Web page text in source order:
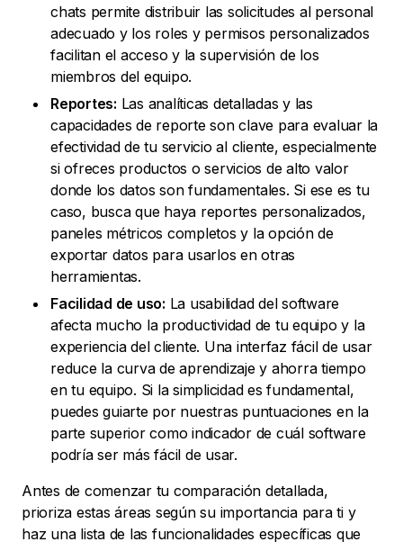
chats permite distribuir las solicitudes al personal
adecuado y los roles y permisos personalizados
facilitan el acceso y la supervisión de los
miembros del equipo.
Reportes: Las analíticas detalladas y las
capacidades de reporte son clave para evaluar la
efectividad de tu servicio al cliente, especialmente
si ofreces productos o servicios de alto valor
donde los datos son fundamentales. Si ese es tu
caso, busca que haya reportes personalizados,
paneles métricos completos y la opción de
exportar datos para usarlos en otras
herramientas.
Facilidad de uso: La usabilidad del software
afecta mucho la productividad de tu equipo y la
experiencia del cliente. Una interfaz fácil de usar
reduce la curva de aprendizaje y ahorra tiempo
en tu equipo. Si la simplicidad es fundamental,
puedes guiarte por nuestras puntuaciones en la
parte superior como indicador de cuál software
podría ser más fácil de usar.
Antes de comenzar tu comparación detallada,
prioriza estas áreas según su importancia para ti y
haz una lista de las funcionalidades específicas que